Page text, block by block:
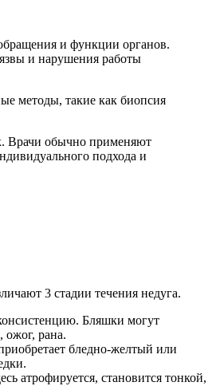
и функции органов.
и нарушения работы
методы, такие как биопсия
Врачи обычно применяют
подхода и
3 стадии течения недуга.
Бляшки могут
ожог, рана.
бледно-желтый или
атрофируется, становится тонкой,